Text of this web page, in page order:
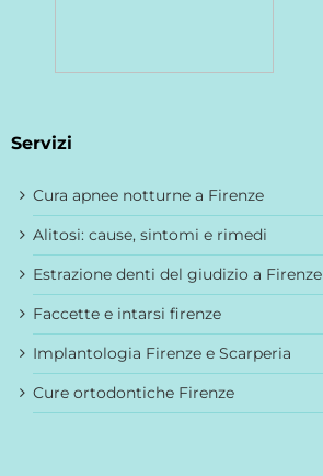
Servizi
Cura apnee notturne a Firenze
Alitosi: cause, sintomi e rimedi
Estrazione denti del giudizio a Firenze
Faccette e intarsi firenze
Implantologia Firenze e Scarperia
Cure ortodontiche Firenze